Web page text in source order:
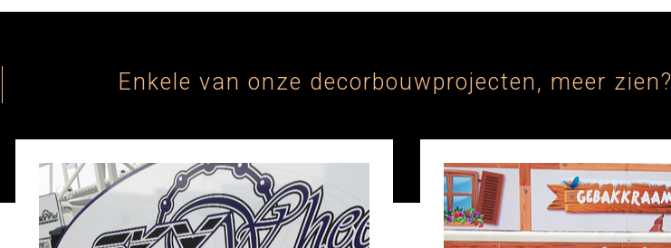
Enkele van onze decorbouwprojecten, meer zien?